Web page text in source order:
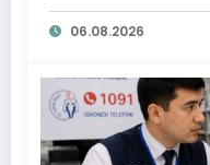
06.08.2026